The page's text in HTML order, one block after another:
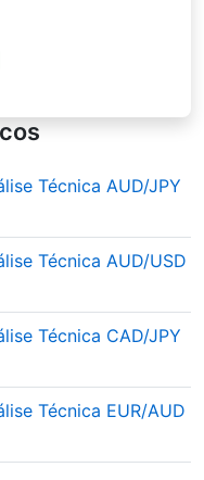
vez menor ao
peso aos preços
em segundo
de AUD/CHF
EMAs para
Técnica AUD/JPY
Técnica AUD/USD
Técnica CAD/JPY
Técnica EUR/AUD